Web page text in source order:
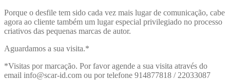
Porque o desfile tem sido cada vez mais lugar de comunicação, cabe
agora ao cliente também um lugar especial privilegiado no processo
criativos das pequenas marcas de autor.
Aguardamos a sua visita.*
*Visitas por marcação. Por favor agende a sua visita através do
email info@scar-id.com ou por telefone 914877818 / 22033087